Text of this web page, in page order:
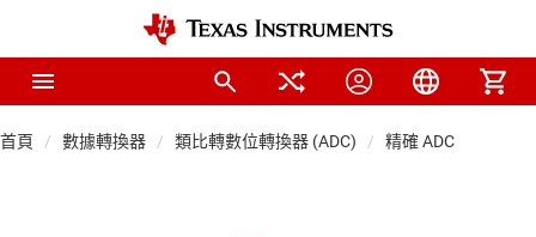
首頁 數據轉換器 類比轉數位轉換器 (ADC) 精確 ADC